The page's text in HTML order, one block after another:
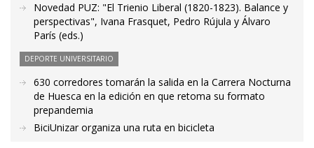
Novedad PUZ: "El Trienio Liberal (1820-1823). Balance y
perspectivas", Ivana Frasquet, Pedro Rújula y Álvaro
París (eds.)
DEPORTE UNIVERSITARIO
630 corredores tomarán la salida en la Carrera Nocturna
de Huesca en la edición en que retoma su formato
prepandemia
BiciUnizar organiza una ruta en bicicleta